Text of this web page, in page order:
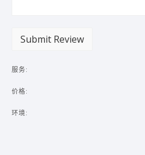
Submit Review
服务:
价格:
环境: